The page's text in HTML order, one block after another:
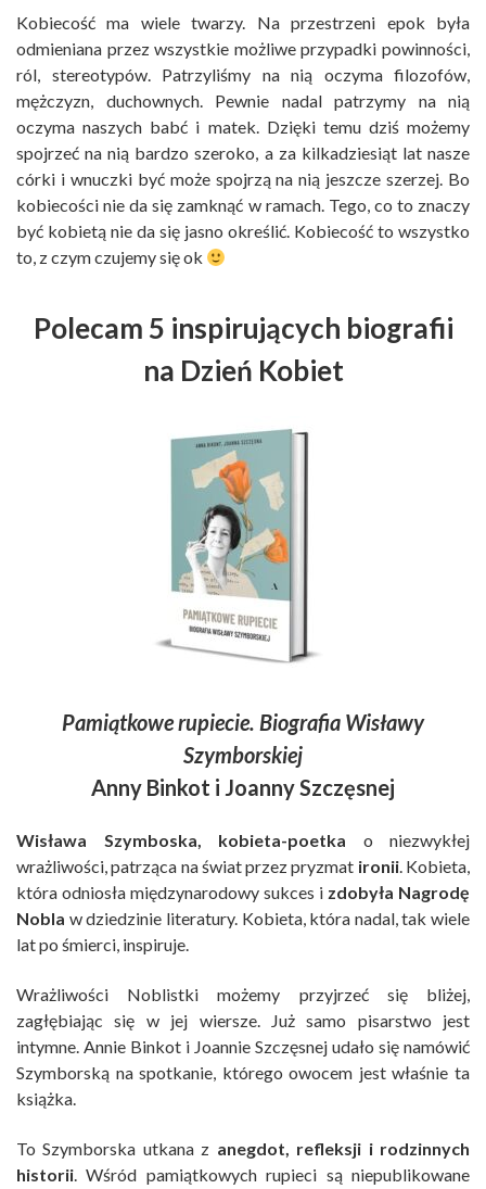
Kobiecość ma wiele twarzy. Na przestrzeni epok była
odmieniana przez wszystkie możliwe przypadki powinności,
ról, stereotypów. Patrzyliśmy na nią oczyma filozofów,
mężczyzn, duchownych. Pewnie nadal patrzymy na nią
oczyma naszych babć i matek. Dzięki temu dziś możemy
spojrzeć na nią bardzo szeroko, a za kilkadziesiąt lat nasze
córki i wnuczki być może spojrzą na nią jeszcze szerzej. Bo
kobiecości nie da się zamknąć w ramach. Tego, co to znaczy
być kobietą nie da się jasno określić. Kobiecość to wszystko
to, z czym czujemy się ok
Polecam 5 inspirujących biografii
na Dzień Kobiet
Pamiątkowe rupiecie. Biografia Wisławy
Szymborskiej
Anny Binkot i Joanny Szczęsnej
Wisława Szymboska, kobieta-poetka o niezwykłej
wrażliwości, patrząca na świat przez pryzmat ironii. Kobieta,
która odniosła międzynarodowy sukces i zdobyła Nagrodę
Nobla w dziedzinie literatury. Kobieta, która nadal, tak wiele
lat po śmierci, inspiruje.
Wrażliwości Noblistki możemy przyjrzeć się bliżej,
zagłębiając się w jej wiersze. Już samo pisarstwo jest
intymne. Annie Binkot i Joannie Szczęsnej udało się namówić
Szymborską na spotkanie, którego owocem jest właśnie ta
książka.
To Szymborska utkana z anegdot, refleksji i rodzinnych
historii. Wśród pamiątkowych rupieci są niepublikowane